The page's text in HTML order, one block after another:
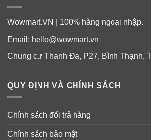
Wowmart.VN | 100% hàng ngoại nhập.
Email: hello@wowmart.vn
Chung cư Thanh Đa, P27, Bình Thạnh,
QUY ĐỊNH VÀ CHÍNH SÁCH
Chính sách đổi trả hàng
Chính sách bảo mật